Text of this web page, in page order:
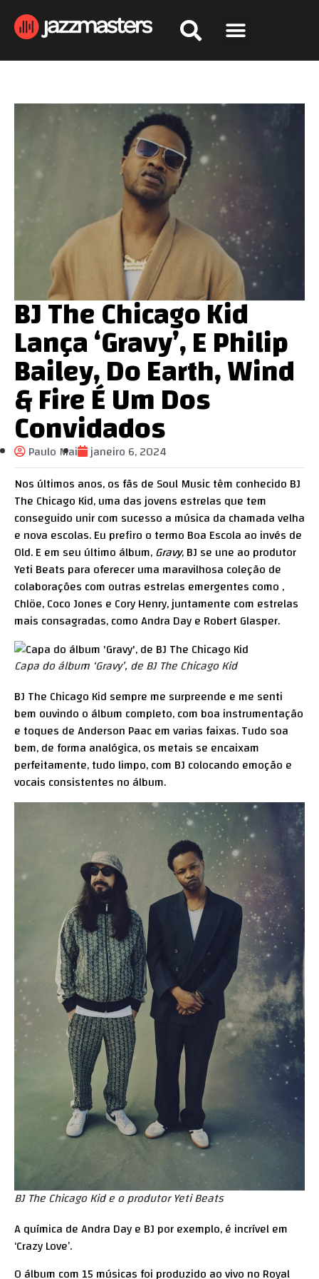
BJ The Chicago Kid
Lança ‘Gravy’, E Philip
Bailey, Do Earth, Wind
& Fire É Um Dos
Convidados
Paulo Mai
janeiro 6, 2024
Nos últimos anos, os fãs de Soul Music têm conhecido BJ
The Chicago Kid, uma das jovens estrelas que tem
conseguido unir com sucesso a música da chamada velha
e nova escolas. Eu prefiro o termo Boa Escola ao invés de
Old. E em seu último álbum,Gravy, BJ se une ao produtor
Yeti Beats para oferecer uma maravilhosa coleção de
colaborações com outras estrelas emergentes como ,
Chlöe, Coco Jones e Cory Henry, juntamente com estrelas
mais consagradas, como Andra Day e Robert Glasper.
Capa do álbum ‘Gravy’, de BJ The Chicago Kid
BJ The Chicago Kid sempre me surpreende e me senti
bem ouvindo o álbum completo, com boa instrumentação
e toques de Anderson Paac em varias faixas. Tudo soa
bem, de forma analógica, os metais se encaixam
perfeitamente, tudo limpo, com BJ colocando emoção e
vocais consistentes no álbum.
BJ The Chicago Kid e o produtor Yeti Beats
A química de Andra Day e BJ por exemplo, é incrível em
‘Crazy Love’.
O álbum com 15 músicas foi produzido ao vivo no Royal